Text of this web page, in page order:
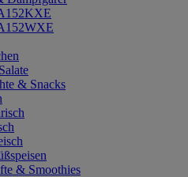
& Snacks
& Smoothies